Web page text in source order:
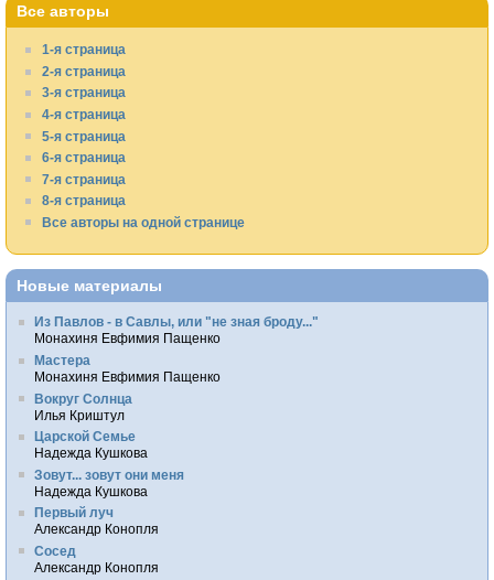
Все авторы
1-я страница
2-я страница
3-я страница
4-я страница
5-я страница
6-я страница
7-я страница
8-я страница
Все авторы на одной странице
Новые материалы
Из Павлов - в Савлы, или "не зная броду..."
Монахиня Евфимия Пащенко
Мастера
Монахиня Евфимия Пащенко
Вокруг Солнца
Илья Криштул
Царской Семье
Надежда Кушкова
Зовут... зовут они меня
Надежда Кушкова
Первый луч
Александр Конопля
Сосед
Александр Конопля